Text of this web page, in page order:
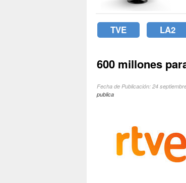
TVE LA2
600 millones
Fecha de Publicación: 24
publica